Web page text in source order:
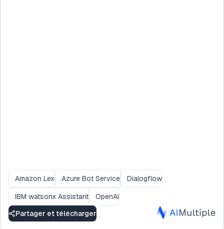
Amazon Lex Azure Bot Service
Dialogflow
IBM watsonx Assistant
OpenAI
Partager et télécharger